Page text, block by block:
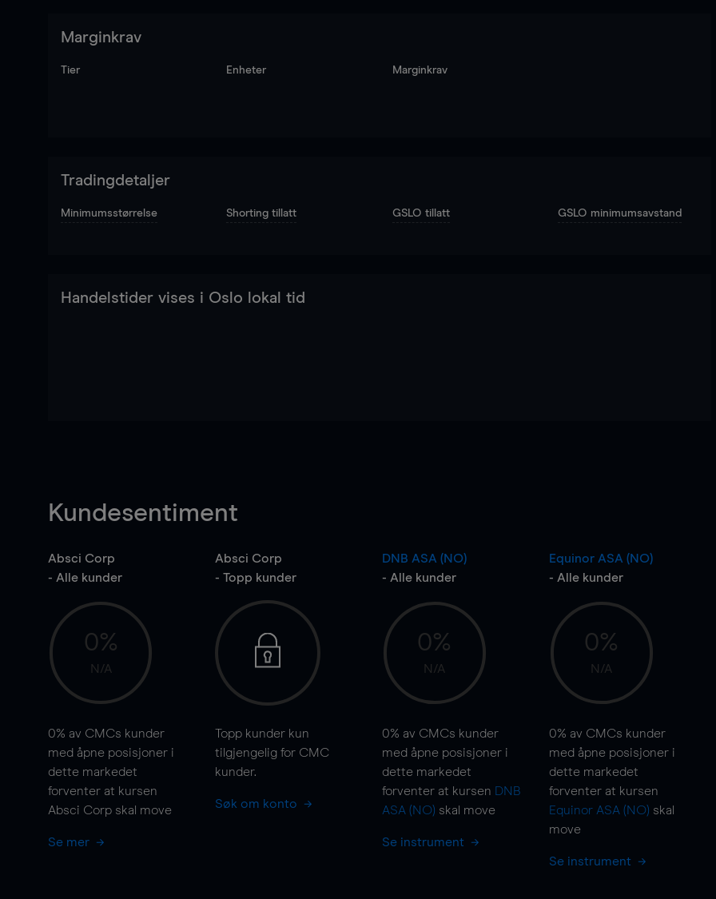
Marginkrav
Tier Enheter Marginkrav
Tradingdetaljer
Minimumsstørrelse Shorting tillatt GSLO tillatt GSLO minimumsavstand
Handelstider vises i Oslo lokal tid
Kundesentiment
Absci Corp
- Alle kunder
0%
N/A
0% av CMCs kunder
med åpne posisjoner i
dette markedet
forventer at kursen
Absci Corp skal move
Se mer
Absci Corp
- Topp kunder
Topp kunder kun
tilgjengelig for CMC
kunder.
Søk om konto
DNB ASA (NO)
- Alle kunder
0%
N/A
0% av CMCs kunder
med åpne posisjoner i
dette markedet
forventer at kursen DNB
ASA (NO) skal move
Se instrument
Equinor ASA (NO)
- Alle kunder
0%
N/A
0% av CMCs kunder
med åpne posisjoner i
dette markedet
forventer at kursen
Equinor ASA (NO) skal
move
Se instrument